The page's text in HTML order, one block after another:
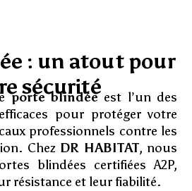
: un atout pour
sécurité
porte blindéeest l’un des
pour protéger votre
professionnels contre les
Chez DR HABITAT, nous
blindées certifiées A2P,
résistance et leur fiabilité.